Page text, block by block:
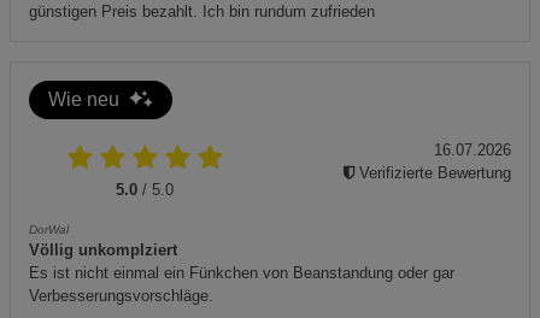
Das Produkt ist nickelfrei und ideal für Allergiker geeignet.
Unregelmäßigkeiten in der Oberfläche sind
produktionsbedingt und stellen keinen Mangel dar.
Die Eisenpfanne ist recyclingfähig.
entsorgen.
günstigen Preis bezahlt. Ich bin rundum zufrieden
Wie neu
5.0 / 5.0
DorWal
Völlig unkomplziert
Es ist nicht einmal ein Fünkchen von Beanstandung oder gar
Verbesserungsvorschläge.
16.07.2026
Verifizierte Bewertung